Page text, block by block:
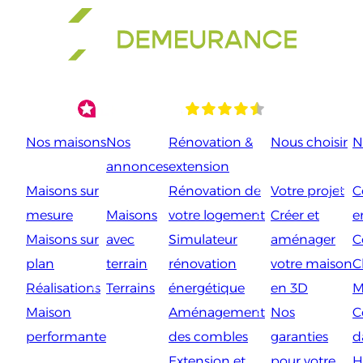
Nos maisons
Maisons sur
mesure
Maisons sur
plan
Réalisations
Maison
performante
Nos
annonces
Maisons
avec
terrain
Terrains
Rénovation &
extension
Rénovation de
votre logement
Simulateur
rénovation
énergétique
Aménagement
des combles
Nous choisir
Votre projet
Créer et
aménager
votre maison
en 3D
Nos
garanties